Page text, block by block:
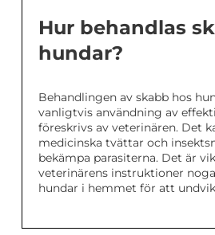
Hur behandlas
hundar?
Behandlingen av skabb hos
vanligtvis användning av
föreskrivs av veterinären. Det
medicinska tvättar och
bekämpa parasiterna. Det är
veterinärens instruktioner
hundar i hemmet för att